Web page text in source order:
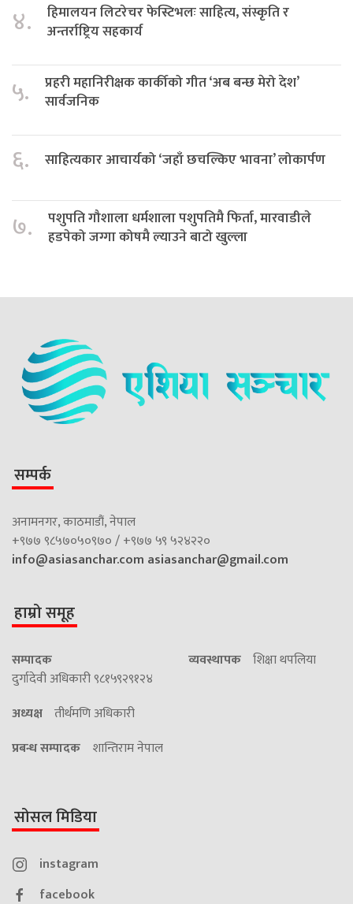
४.
हिमालयन लिटरेचर फेस्टिभलः साहित्य, संस्कृति र
अन्तर्राष्ट्रिय सहकार्य
५.
प्रहरी महानिरीक्षक कार्कीको गीत ‘अब बन्छ मेरो देश’
सार्वजनिक
६. साहित्यकार आचार्यको ‘जहाँ छचल्किए भावना’ लोकार्पण
७.
पशुपति गौशाला धर्मशाला पशुपतिमै फिर्ता, मारवाडीले
हडपेको जग्गा कोषमै ल्याउने बाटो खुल्ला
सम्पर्क
अनामनगर, काठमाडौं, नेपाल
+९७७ ९८५७०५०९७० / +९७७ ५९ ५२४२२०
info@asiasanchar.com asiasanchar@gmail.com
हाम्रो समूह
सम्पादक
दुर्गादेवी अधिकारी ९८१५९२९१२४
व्यवस्थापक शिक्षा थपलिया
अध्यक्ष तीर्थमणि अधिकारी
प्रबन्ध सम्पादक शान्तिराम नेपाल
सोसल मिडिया
instagram
facebook